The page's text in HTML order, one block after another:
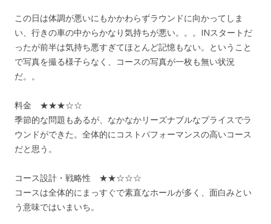
この日は体調が悪いにもかかわらずラウンドに向かってしま
い、行きの車の中からかなり気持ちが悪い。。。INスタートだ
ったが前半は気持ち悪すぎてほとんど記憶もない。ということ
で写真を撮る様子らなく、コースの写真が一枚も無い状況
だ。。
料金 ★★★☆☆
季節的な問題もあるが、なかなかリーズナブルなプライスでラ
ウンドができた。全体的にコストパフォーマンスの高いコース
だと思う。
コース設計・戦略性 ★★☆☆☆
コースは全体的にまっすぐで素直なホールが多く、面白みとい
う意味ではいまいち。